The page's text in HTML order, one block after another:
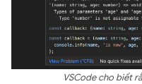
VSCode cho biết